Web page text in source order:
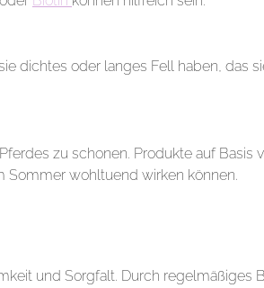
dichtes oder langes Fell haben, das
zu schonen. Produkte auf Basis
Sommer wohltuend wirken können.
und Sorgfalt. Durch regelmäßiges